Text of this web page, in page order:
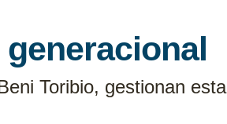
Toribio, gestionan esta